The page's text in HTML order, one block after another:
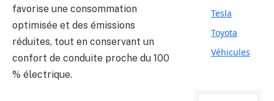
favorise une consommation
optimisée et des émissions
réduites, tout en conservant un
confort de conduite proche du 100
% électrique.
Tesla
Toyota
Véhicules